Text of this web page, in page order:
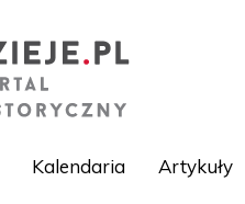
Kalendaria Artykuły